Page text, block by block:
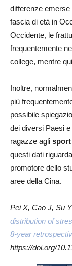
differenze
fascia di età in
Occidente, le
frequentemente
college, mentre
Inoltre,
più
possibile
dei diversi Paesi
ragazze agli sport
questi dati
promotore dello
aree della Cina.
Pei X, Cao J, Su
distribution of
8-year
https://doi.org/